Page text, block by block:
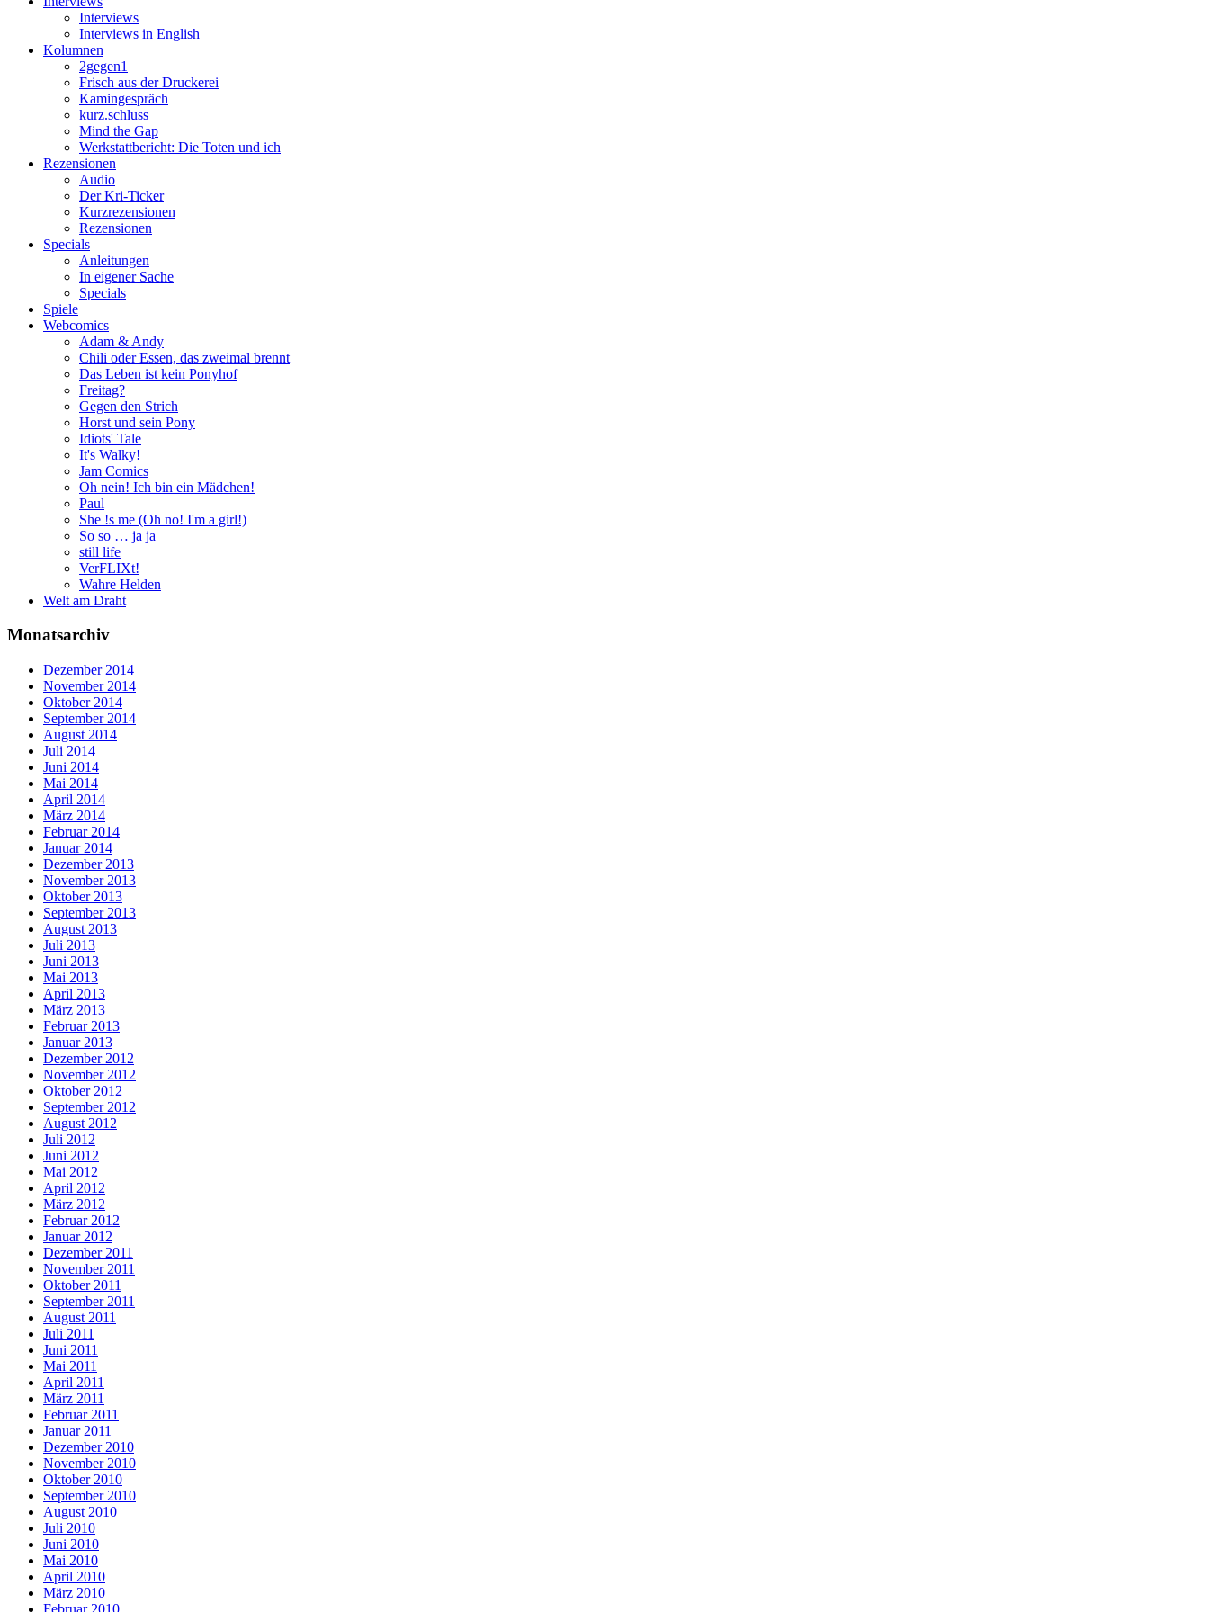
Interviews
Interviews in English
Kolumnen
2gegen1
Frisch aus der Druckerei
Kamingespräch
kurz.schluss
Mind the Gap
Werkstattbericht: Die Toten und ich
Rezensionen
Audio
Der Kri-Ticker
Kurzrezensionen
Rezensionen
Specials
Anleitungen
In eigener Sache
Specials
Spiele
Webcomics
Adam & Andy
Chili oder Essen, das zweimal brennt
Das Leben ist kein Ponyhof
Freitag?
Gegen den Strich
Horst und sein Pony
Idiots' Tale
It's Walky!
Jam Comics
Oh nein! Ich bin ein Mädchen!
Paul
She !s me (Oh no! I'm a girl!)
So so … ja ja
still life
VerFLIXt!
Wahre Helden
Welt am Draht
Monatsarchiv
Dezember 2014
November 2014
Oktober 2014
September 2014
August 2014
Juli 2014
Juni 2014
Mai 2014
April 2014
März 2014
Februar 2014
Januar 2014
Dezember 2013
November 2013
Oktober 2013
September 2013
August 2013
Juli 2013
Juni 2013
Mai 2013
April 2013
März 2013
Februar 2013
Januar 2013
Dezember 2012
November 2012
Oktober 2012
September 2012
August 2012
Juli 2012
Juni 2012
Mai 2012
April 2012
März 2012
Februar 2012
Januar 2012
Dezember 2011
November 2011
Oktober 2011
September 2011
August 2011
Juli 2011
Juni 2011
Mai 2011
April 2011
März 2011
Februar 2011
Januar 2011
Dezember 2010
November 2010
Oktober 2010
September 2010
August 2010
Juli 2010
Juni 2010
Mai 2010
April 2010
März 2010